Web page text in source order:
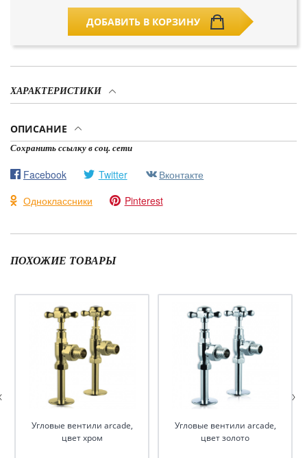
ДОБАВИТЬ В КОРЗИНУ
ХАРАКТЕРИСТИКИ
ОПИСАНИЕ
Сохранить ссылку в соц. сети
Facebook Twitter
Вконтакте
Одноклассники
Pinterest
ПОХОЖИЕ ТОВАРЫ
Угловые вентили arcade,
цвет хром
Угловые вентили arcade,
цвет золото